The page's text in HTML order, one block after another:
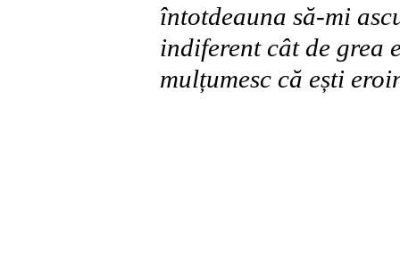
întotdeauna să-mi
indiferent cât de grea
mulțumesc că ești